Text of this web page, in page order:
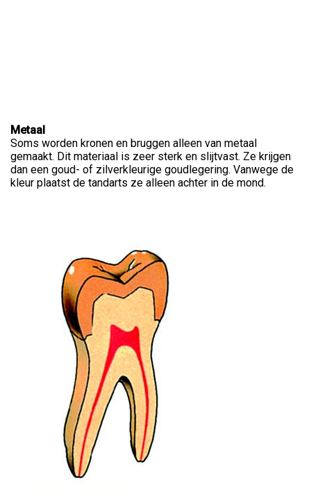
Metaal
Soms worden kronen en bruggen alleen van metaal
gemaakt. Dit materiaal is zeer sterk en slijtvast. Ze krijgen
dan een goud- of zilverkleurige goudlegering. Vanwege de
kleur plaatst de tandarts ze alleen achter in de mond.